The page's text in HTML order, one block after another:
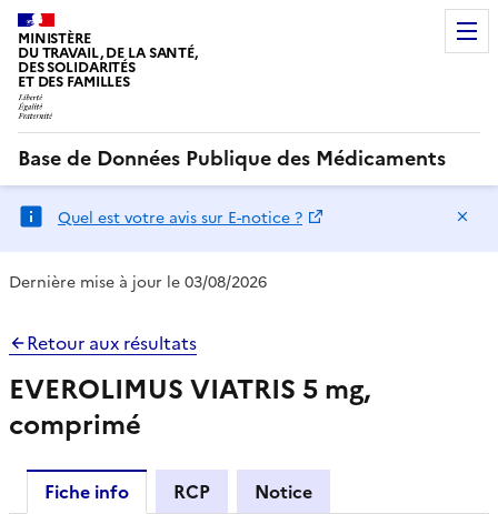
MINISTÈRE
DU TRAVAIL, DE LA SANTÉ,
DES SOLIDARITÉS
ET DES FAMILLES
Base de Données Publique des Médicaments
Quel est votre avis sur E-notice ?
Dernière mise à jour le 03/08/2026
Retour aux résultats
EVEROLIMUS VIATRIS 5 mg,
comprimé
Fiche info RCP
Notice